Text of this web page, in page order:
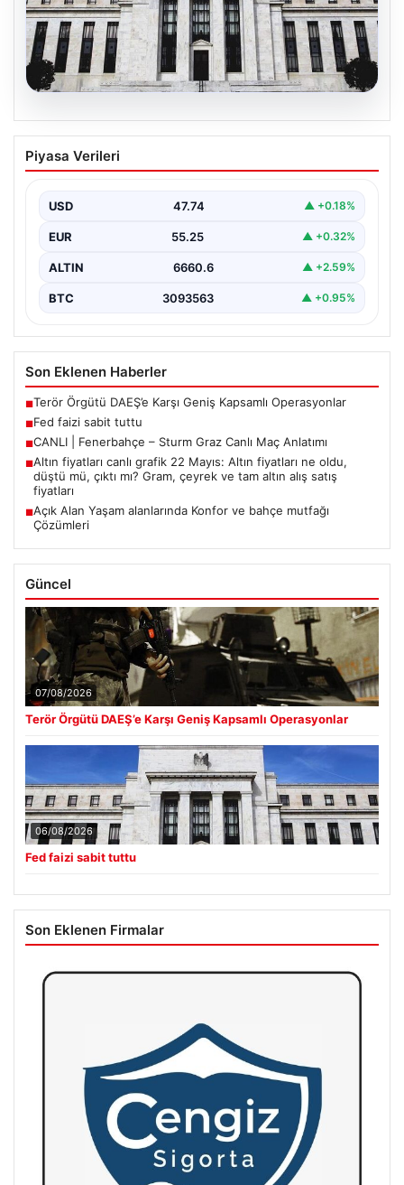
Fed faizi sabit tuttu
Piyasa Verileri
USD 47.74 ▲ +0.18%
EUR 55.25 ▲ +0.32%
ALTIN 6660.6 ▲ +2.59%
BTC 3093563 ▲ +0.95%
Son Eklenen Haberler
■Terör Örgütü DAEŞ’e Karşı Geniş Kapsamlı Operasyonlar
■Fed faizi sabit tuttu
■CANLI | Fenerbahçe – Sturm Graz Canlı Maç Anlatımı
■Altın fiyatları canlı grafik 22 Mayıs: Altın fiyatları ne oldu,
düştü mü, çıktı mı? Gram, çeyrek ve tam altın alış satış
fiyatları
■Açık Alan Yaşam alanlarında Konfor ve bahçe mutfağı
Çözümleri
Güncel
07/08/2026
Terör Örgütü DAEŞ’e Karşı Geniş Kapsamlı Operasyonlar
06/08/2026
Fed faizi sabit tuttu
Son Eklenen Firmalar